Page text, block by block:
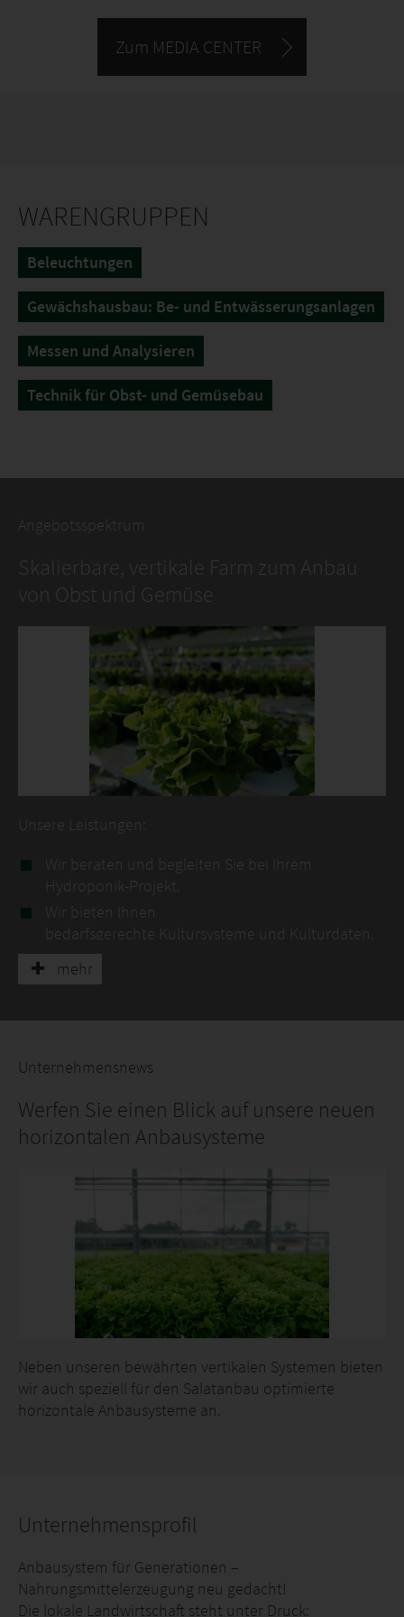
Zum MEDIA CENTER
WARENGRUPPEN
Beleuchtungen
Gewächshausbau: Be- und Entwässerungsanlagen
Messen und Analysieren
Technik für Obst- und Gemüsebau
Angebotsspektrum
Skalierbare, vertikale Farm zum Anbau
von Obst und Gemüse
Unsere Leistungen:
Wir beraten und begleiten Sie bei Ihrem
Hydroponik-Projekt.
Wir bieten Ihnen
bedarfsgerechte Kultursysteme und Kulturdaten.
Wir planen und errichten skalierbare Farmen für
Ihren Bedarf.
...)
Wir transformieren gemeinsam
Ihren gartenbaulichen Betrieb.
Zusätzliche Nutzung versiegelter Flächen
Bessere Flächeneffizienz mit deutlich höheren
Geringer Energiebedarf durch Anbau
im Folientunnel oder Gewächshaus
werden eingespart, verglichen mit dem
konventionellen Anbau
Optimale Anbauplanung und permanente
mehr
Unternehmensnews
Werfen Sie einen Blick auf unsere neuen
horizontalen Anbausysteme
Neben unseren bewährten vertikalen Systemen bieten
wir auch speziell für den Salatanbau optimierte
horizontale Anbausysteme an.
Unternehmensprofil
Anbausystem für Generationen –
Nahrungsmittelerzeugung neu gedacht!
Die lokale Landwirtschaft steht unter Druck: